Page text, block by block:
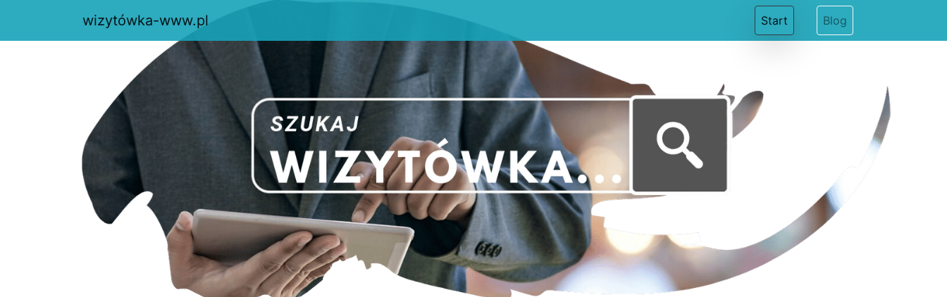
wizytówka-www.pl Start (current)Blog